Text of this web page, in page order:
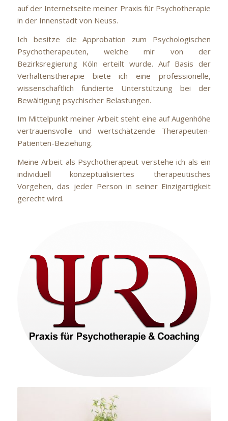
auf der Internetseite meiner Praxis für Psychotherapie
in der Innenstadt von Neuss.
Ich besitze die Approbation zum Psychologischen
Psychotherapeuten, welche mir von der
Bezirksregierung Köln erteilt wurde. Auf Basis der
Verhaltenstherapie biete ich eine professionelle,
wissenschaftlich fundierte Unterstützung bei der
Bewältigung psychischer Belastungen.
Im Mittelpunkt meiner Arbeit steht eine auf Augenhöhe
vertrauensvolle und wertschätzende Therapeuten-
Patienten-Beziehung.
Meine Arbeit als Psychotherapeut verstehe ich als ein
individuell konzeptualisiertes therapeutisches
Vorgehen, das jeder Person in seiner Einzigartigkeit
gerecht wird.